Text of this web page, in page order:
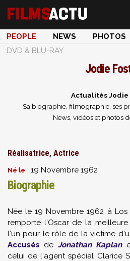
PEOPLE NEWS PHOTOS
DVD & BLU-RAY
Jodie
Actualités Jodie
Sa biographie, filmographie, ses
News, vidéos et photos
Réalisatrice, Actrice
Né le : 19 Novembre 1962
Biographie
Née le 19 Novembre 1962 à Los
remporté l'Oscar de la
l'un pour le rôle de la victime
Accusés de Jonathan Kaplan
celui de l'agent spécial Clarice